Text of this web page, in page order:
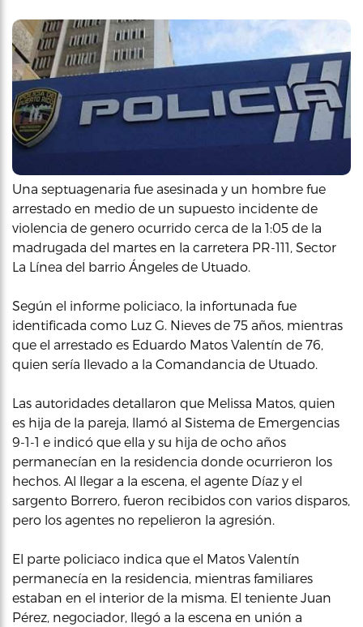
Una septuagenaria fue asesinada y un hombre fue
arrestado en medio de un supuesto incidente de
violencia de genero ocurrido cerca de la 1:05 de la
madrugada del martes en la carretera PR-111, Sector
La Línea del barrio Ángeles de Utuado.
Según el informe policiaco, la infortunada fue
identificada como Luz G. Nieves de 75 años, mientras
que el arrestado es Eduardo Matos Valentín de 76,
quien sería llevado a la Comandancia de Utuado.
Las autoridades detallaron que Melissa Matos, quien
es hija de la pareja, llamó al Sistema de Emergencias
9-1-1 e indicó que ella y su hija de ocho años
permanecían en la residencia donde ocurrieron los
hechos. Al llegar a la escena, el agente Díaz y el
sargento Borrero, fueron recibidos con varios disparos,
pero los agentes no repelieron la agresión.
El parte policiaco indica que el Matos Valentín
permanecía en la residencia, mientras familiares
estaban en el interior de la misma. El teniente Juan
Pérez, negociador, llegó a la escena en unión a